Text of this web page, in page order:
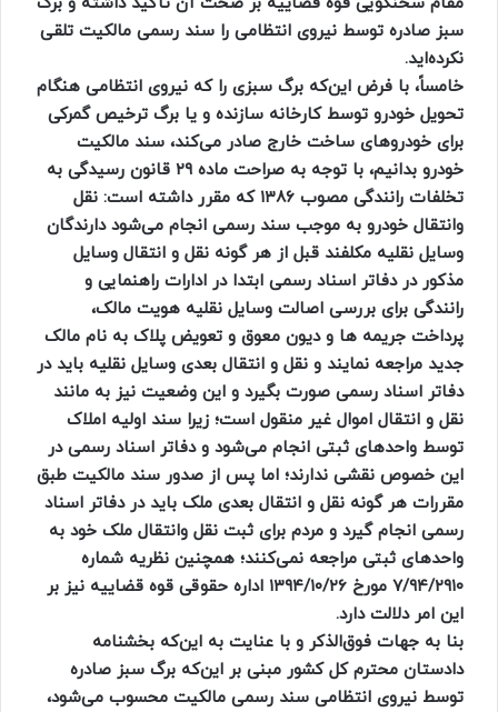
سبز صادره توسط نیروی انتظامی را سند رسمی مالکیت تلقی
نکرده‌اید.
خامساً، با فرض این‌که برگ سبزی را که نیروی انتظامی هنگام
تحویل خودرو توسط کارخانه سازنده و یا برگ ترخیص گمرکی
برای خودروهای ساخت خارج صادر می‌کند، سند مالکیت
خودرو بدانیم، با توجه به صراحت ماده ۲۹ قانون رسیدگی به
تخلفات رانندگی مصوب ۱۳۸۶ که مقرر داشته است: نقل
وانتقال خودرو به موجب سند رسمی انجام می‌شود دارندگان
وسایل نقلیه مکلفند قبل از هر گونه نقل و انتقال وسایل
مذکور در دفاتر اسناد رسمی ابتدا در ادارات راهنمایی و
رانندگی برای بررسی اصالت وسایل نقلیه هویت مالک،
پرداخت جریمه ها و دیون معوق و تعویض پلاک به نام مالک
جدید مراجعه نمایند و نقل و انتقال بعدی وسایل نقلیه باید در
دفاتر اسناد رسمی صورت بگیرد و این وضعیت نیز به مانند
نقل و انتقال اموال غیر منقول است؛ زیرا سند اولیه املاک
توسط واحدهای ثبتی انجام می‌شود و دفاتر اسناد رسمی در
این خصوص نقشی ندارند؛ اما پس از صدور سند مالکیت طبق
مقررات هر گونه نقل و انتقال بعدی ملک باید در دفاتر اسناد
رسمی انجام گیرد و مردم برای ثبت نقل وانتقال ملک خود به
واحدهای ثبتی مراجعه نمی‌کنند؛ همچنین نظریه شماره
۷/۹۴/۲۹۱۰ مورخ ۱۳۹۴/۱۰/۲۶ اداره حقوقی قوه قضاییه نیز بر
این امر دلالت دارد.
بنا به جهات فوق‌الذکر و با عنایت به این‌که بخشنامه
دادستان محترم کل کشور مبنی بر این‌که برگ سبز صادره
توسط نیروی انتظامی سند رسمی مالکیت محسوب می‌شود،